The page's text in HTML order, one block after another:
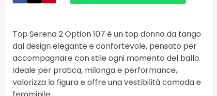
Top Serena 2 Option 107 è un top donna da tango
dal design elegante e confortevole, pensato per
accompagnare con stile ogni momento del ballo.
Ideale per pratica, milonga e performance,
valorizza la figura e offre una vestibilità comoda e